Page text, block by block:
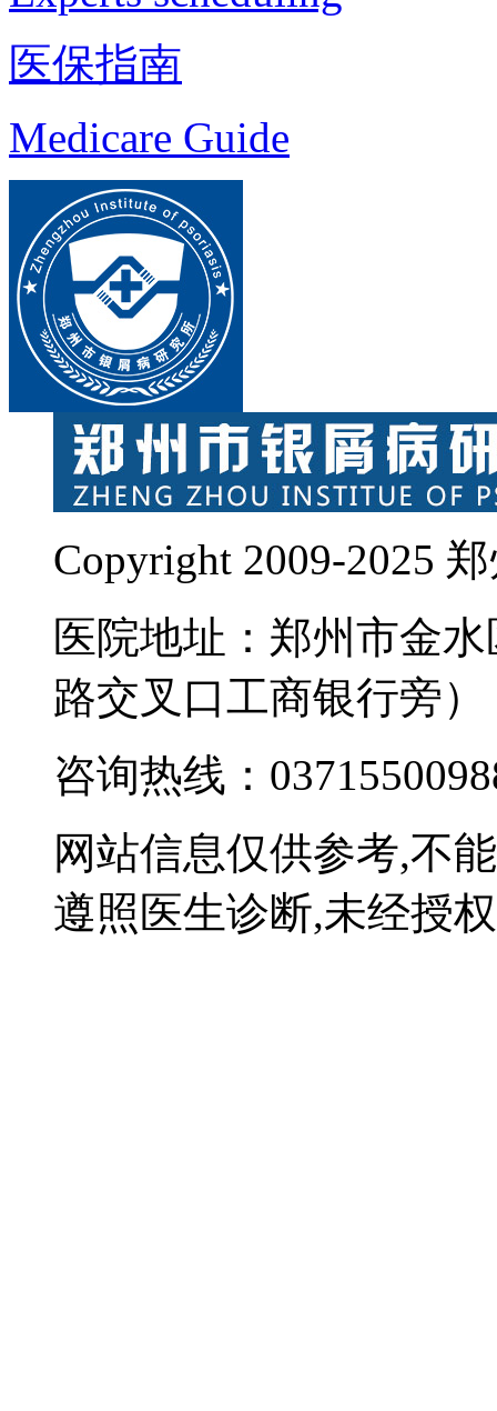
医保指南
Medicare Guide
Copyright 2009-2025
医院地址：郑州市金
路交叉口工商银行旁）
咨询热线：
网站信息仅供参考,不
遵照医生诊断,未经授